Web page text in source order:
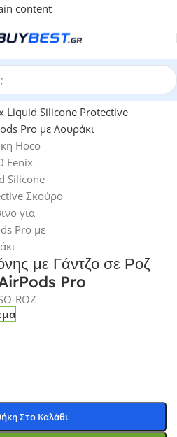
content
με Γάντζο σε Ροζ
Pro
ROZ
Στο Καλάθι